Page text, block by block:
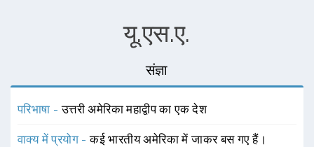
यू.एस.ए.
संज्ञा
परिभाषा -उत्तरी अमेरिका महाद्वीप का एक देश
वाक्य में प्रयोग -कई भारतीय अमेरिका में जाकर बस गए हैं।